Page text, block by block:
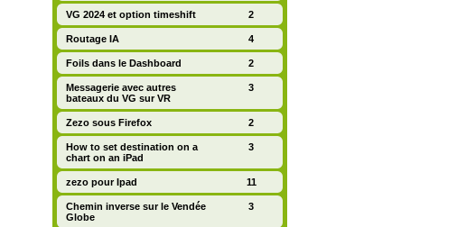
VG 2024 et option timeshift 2
Routage IA 4
Foils dans le Dashboard 2
Messagerie avec autres
bateaux du VG sur VR
3
Zezo sous Firefox 2
How to set destination on a
chart on an iPad
3
zezo pour Ipad 11
Chemin inverse sur le Vendée
Globe
3